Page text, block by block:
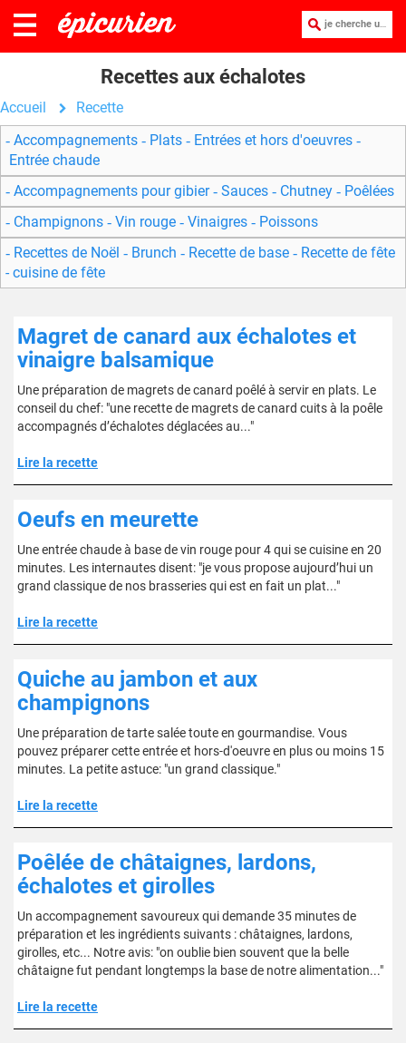
je cherche une recette :
Recettes aux échalotes
Accueil
Recette
Accompagnements
Plats
Entrées et hors d'oeuvres
Entrée chaude
Accompagnements pour gibier
Sauces Chutney
Poêlées
Champignons
Vin rouge Vinaigres
Poissons
Recettes de Noël
Brunch Recette de base
Recette de fête
- cuisine de fête
Magret de canard aux échalotes et
vinaigre balsamique
Une préparation de magrets de canard poêlé à servir en plats. Le
conseil du chef: "une recette de magrets de canard cuits à la poêle
accompagnés d’échalotes déglacées au..."
Lire la recette
Oeufs en meurette
Une entrée chaude à base de vin rouge pour 4 qui se cuisine en 20
minutes. Les internautes disent: "je vous propose aujourd’hui un
grand classique de nos brasseries qui est en fait un plat..."
Lire la recette
Quiche au jambon et aux
champignons
Une préparation de tarte salée toute en gourmandise. Vous
pouvez préparer cette entrée et hors-d'oeuvre en plus ou moins 15
minutes. La petite astuce: "un grand classique."
Lire la recette
Poêlée de châtaignes, lardons,
échalotes et girolles
Un accompagnement savoureux qui demande 35 minutes de
préparation et les ingrédients suivants : châtaignes, lardons,
girolles, etc... Notre avis: "on oublie bien souvent que la belle
châtaigne fut pendant longtemps la base de notre alimentation..."
Lire la recette